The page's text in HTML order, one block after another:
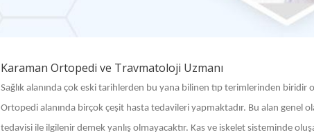
Karaman Ortopedi ve Travmatoloji Uzmanı
Sağlık alanında çok eski tarihlerden bu yana bilinen tıp terimlerinden biridir
Ortopedi alanında birçok çeşit hasta tedavileri yapmaktadır. Bu alan genel
tedavisi ile ilgilenir demek yanlış olmayacaktır. Kas ve iskelet sisteminde